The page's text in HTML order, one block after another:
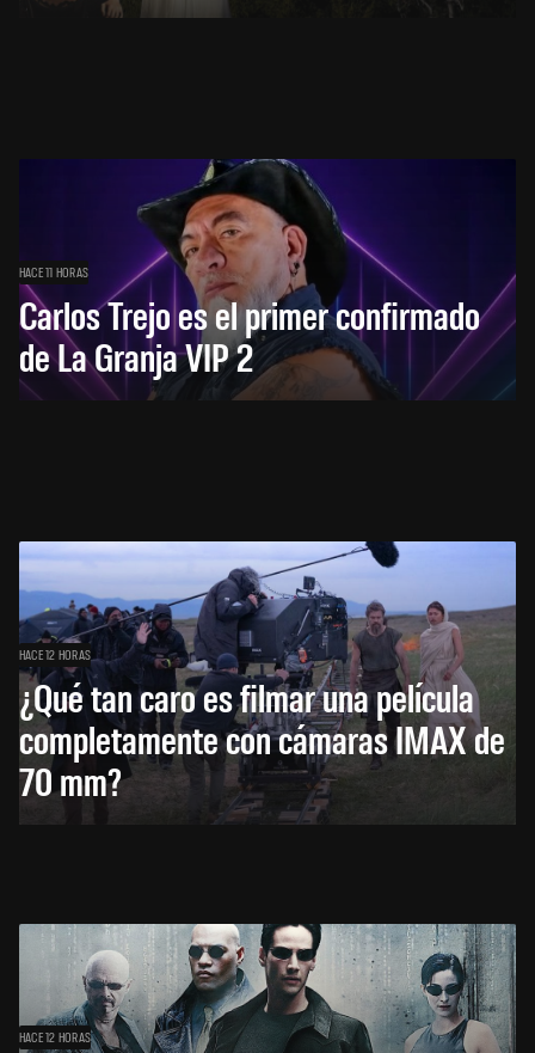
HACE 11 HORAS
Carlos Trejo es el primer confirmado
de La Granja VIP 2
HACE 12 HORAS
¿Qué tan caro es filmar una película
completamente con cámaras IMAX de
70 mm?
HACE 12 HORAS